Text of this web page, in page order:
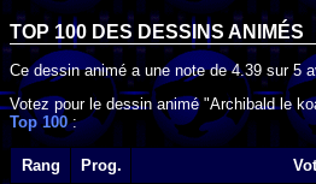
TOP 100 DES DESSINS ANIMÉS
Ce dessin animé a une note de4.39 sur 5
Votez pour le dessin animé "Archibald le
Top 100:
Rang Prog.